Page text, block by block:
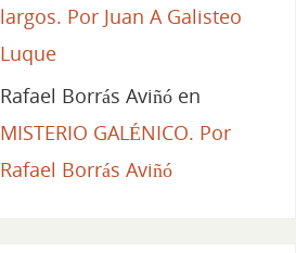
largos. Por Juan A Galisteo
Luque
Rafael Borrás Aviñó en
MISTERIO GALÉNICO. Por
Rafael Borrás Aviñó